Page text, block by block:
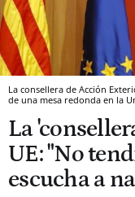
La consellera de Acción
de una mesa redonda en la
La
UE: "No
escucha a